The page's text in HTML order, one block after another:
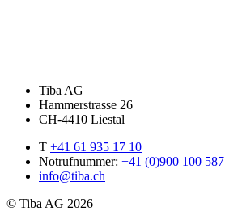
Tiba AG
Hammerstrasse 26
CH-4410 Liestal
T +41 61 935 17 10
Notrufnummer: +41 (0)900 100 587
info@tiba.ch
© Tiba AG 2026